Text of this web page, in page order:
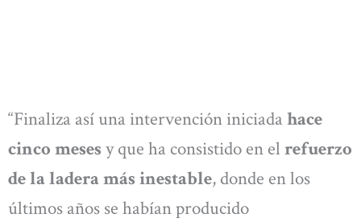
“Finaliza así una intervención iniciada hace
cinco meses y que ha consistido en el refuerzo
de la ladera más inestable, donde en los
últimos años se habían producido